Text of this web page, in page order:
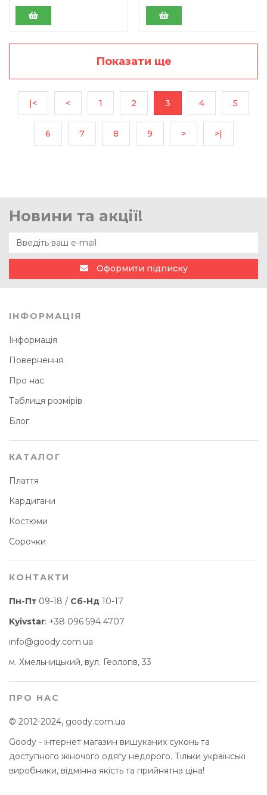
Показати ще
|< < 1 2 3 4 5
6 7 8 9 > >|
Новини та акції!
Оформити підписку
ІНФОРМАЦІЯ
Інформація
Повернення
Про нас
Таблиця розмірів
Блог
КАТАЛОГ
Плаття
Кардигани
Костюми
Сорочки
КОНТАКТИ
Пн-Пт 09-18 / Сб-Нд 10-17
Kyivstar: +38 096 594 4707
info@goody.com.ua
м. Хмельницький, вул. Геологів, 33
ПРО НАС
© 2012-2024, goody.com.ua
Goody - інтернет магазин вишуканих суконь та
доступного жіночого одягу недорого. Тільки українські
виробники, відмінна якість та прийнятна ціна!